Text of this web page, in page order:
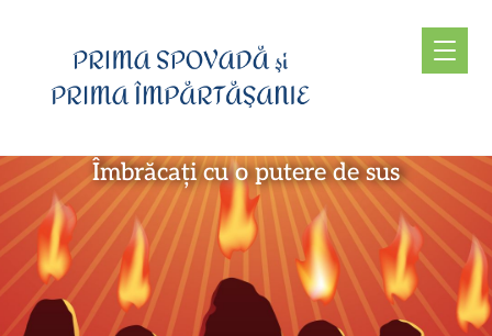
Îmbrăcați cu o putere de sus